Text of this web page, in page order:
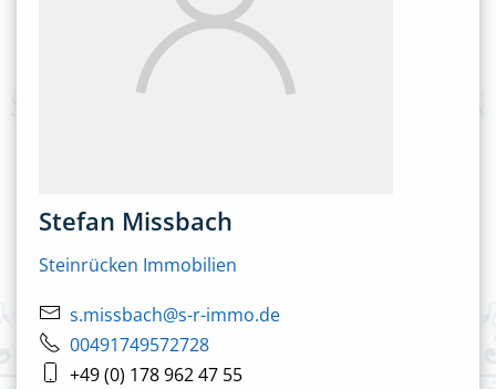
Stefan Missbach
Steinrücken Immobilien
s.missbach@s-r-immo.de
00491749572728
+49 (0) 178 962 47 55